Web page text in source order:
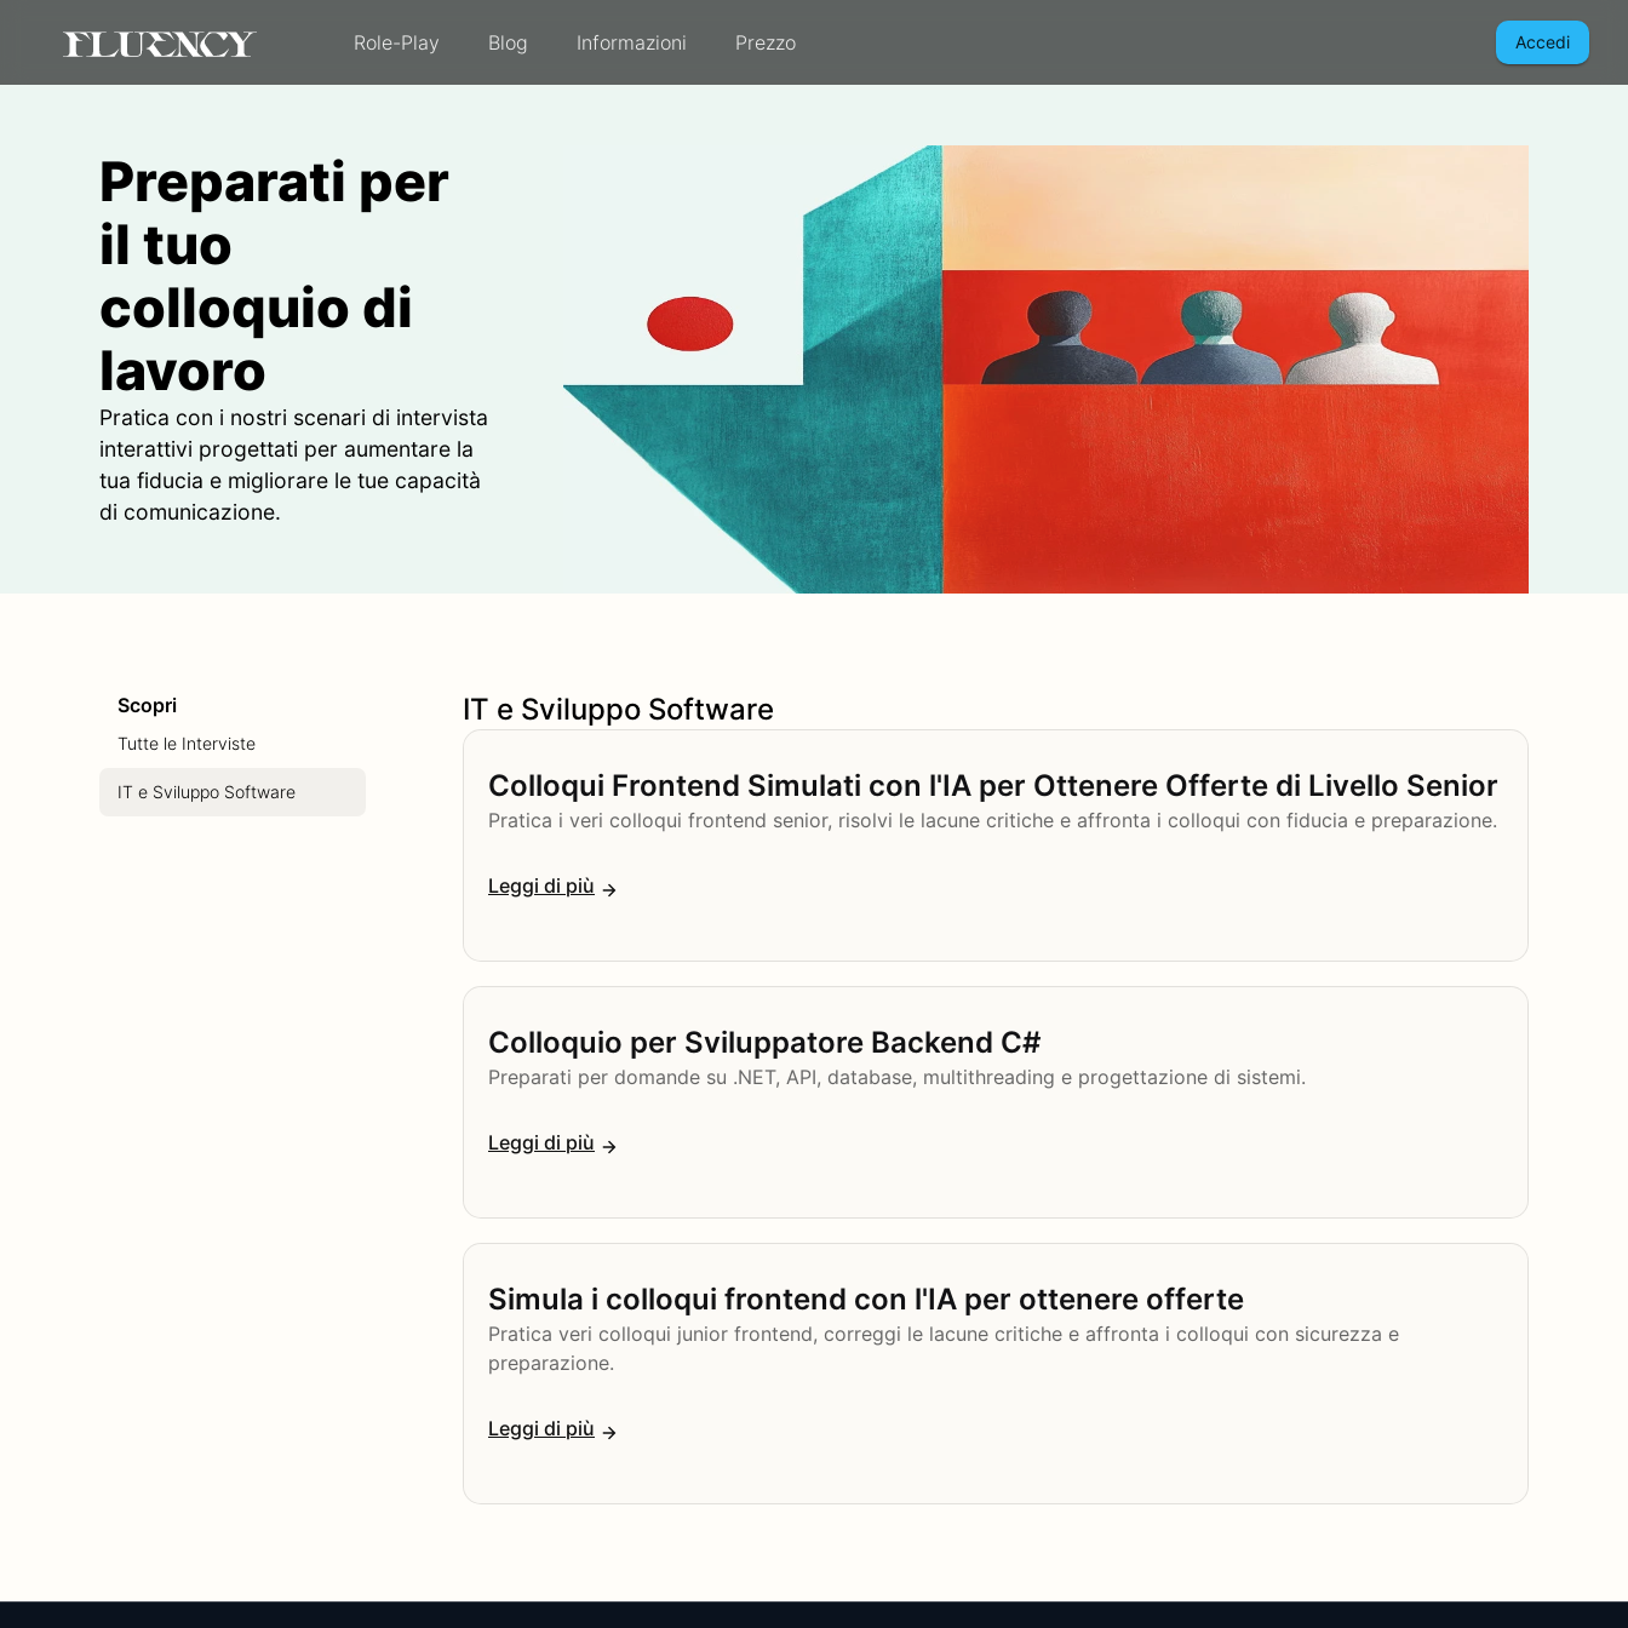
Role-Play Blog Informazioni Prezzo Accedi
Preparati per
il tuo
colloquio di
lavoro
Pratica con i nostri scenari di intervista
interattivi progettati per aumentare la
tua fiducia e migliorare le tue capacità
di comunicazione.
Scopri
Tutte le Interviste
IT e Sviluppo Software
IT e Sviluppo Software
Colloqui Frontend Simulati con l'IA per Ottenere Offerte di Livello Senior
Pratica i veri colloqui frontend senior, risolvi le lacune critiche e affronta i colloqui con fiducia e preparazione.
Leggi di più
Colloquio per Sviluppatore Backend C#
Preparati per domande su .NET, API, database, multithreading e progettazione di sistemi.
Leggi di più
Simula i colloqui frontend con l'IA per ottenere offerte
Pratica veri colloqui junior frontend, correggi le lacune critiche e affronta i colloqui con sicurezza e
preparazione.
Leggi di più